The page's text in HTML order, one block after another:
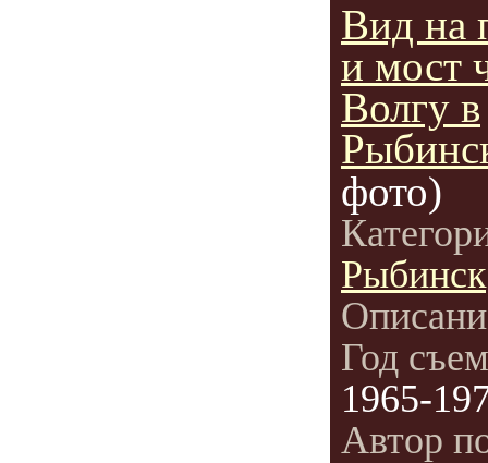
Вид на
и мост
Волгу в
фото)
Рыбинск
Год
1965-
Автор